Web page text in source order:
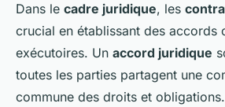
Dans le cadre juridique, les
crucial en établissant des accords
exécutoires. Un accord juridique
toutes les parties partagent une
commune des droits et obligations.